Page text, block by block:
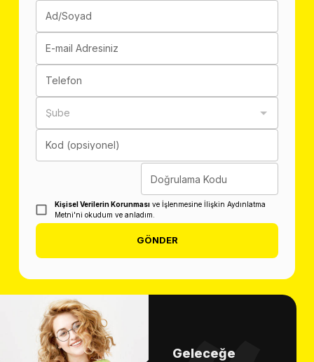
Ad/Soyad
E-mail Adresiniz
Telefon
Şube
Kod (opsiyonel)
Doğrulama Kodu
Kişisel Verilerin Korunması ve İşlenmesine İlişkin Aydınlatma
Metni'ni okudum ve anladım.
GÖNDER
Geleceğe